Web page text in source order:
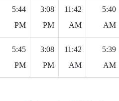
5:40
AM
11:42
AM
3:08
PM
5:44
PM
5:39
AM
11:42
AM
3:08
PM
5:45
PM